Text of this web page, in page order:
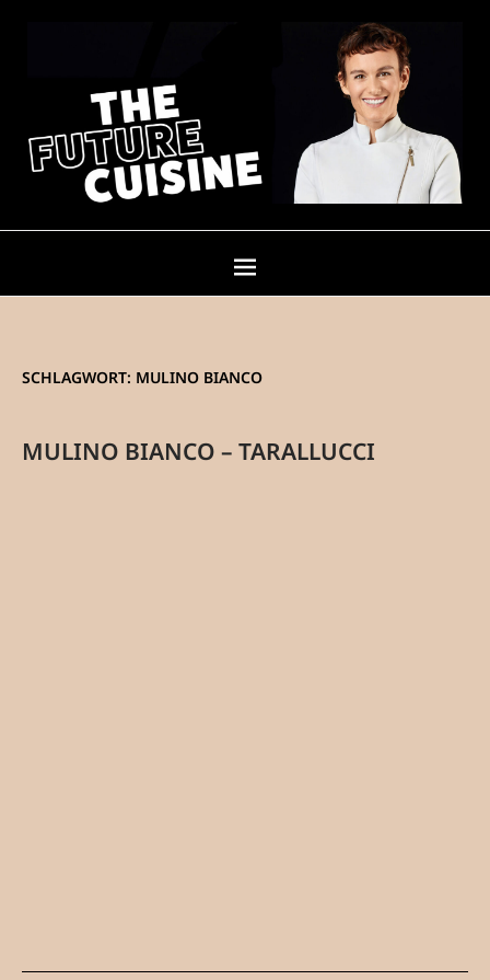
SCHLAGWORT: MULINO BIANCO
MULINO BIANCO – TARALLUCCI